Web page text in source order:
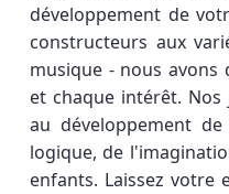
développement de
constructeurs aux
musique - nous avons
et chaque intérêt.
au développement
logique, de
enfants. Laissez votre